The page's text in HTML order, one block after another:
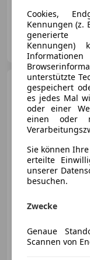
Privat
AT-8413 Sankt
Cookies,
Kennungen (z.
generierte
Kennungen)
unterstützte
gespeichert
es jedes Mal
oder einer
einen oder
Sie können
erteilte
unserer
besuchen.
Zwecke
Genaue
Scannen von